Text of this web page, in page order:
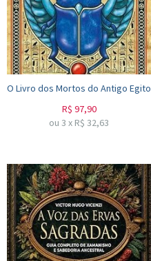
O Livro dos Mortos do Antigo Egito
R$ 97,90
ou 3 x R$ 32,63